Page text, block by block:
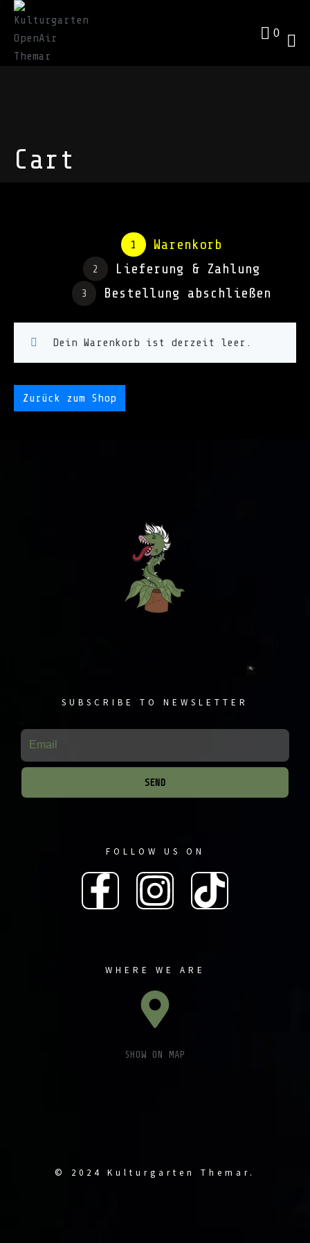
0
Cart
1 Warenkorb
2 Lieferung & Zahlung
3 Bestellung abschließen
Dein Warenkorb ist derzeit leer.
Zurück zum Shop
SUBSCRIBE TO NEWSLETTER
SEND
FOLLOW US ON
WHERE WE ARE
SHOW ON MAP
© 2024 Kulturgarten Themar.